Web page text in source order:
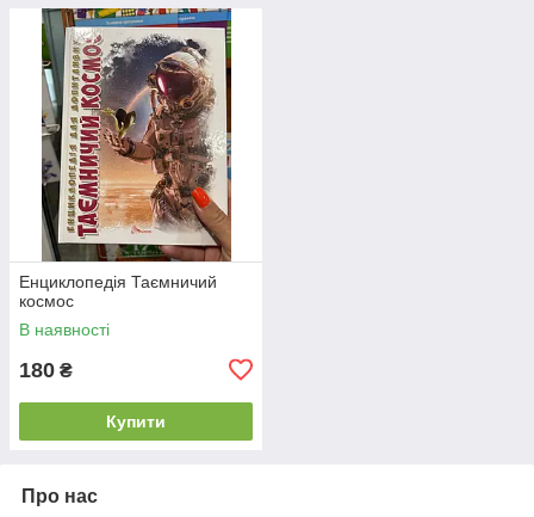
Енциклопедія Таємничий
космос
В наявності
180 ₴
Купити
Про нас